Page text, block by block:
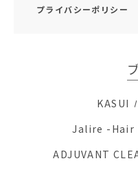
プライバシーポリシー
KASUI
Jalire -Hair
ADJUVANT